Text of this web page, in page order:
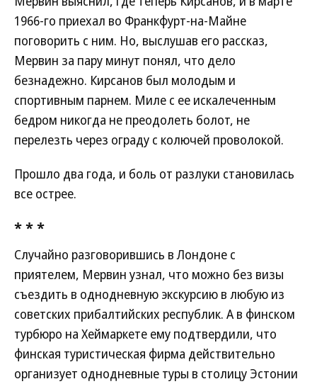
1966-го приехал во Франкфурт-на-Майне
поговорить с ним. Но, выслушав его рассказ,
Мервин за пару минут понял, что дело
безнадежно. Кирсанов был молодым и
спортивным парнем. Миле с ее искалеченным
бедром никогда не преодолеть болот, не
перелезть через ограду с колючей проволокой.
Прошло два года, и боль от разлуки становилась
все острее.
* * *
Случайно разговорившись в Лондоне с
приятелем, Мервин узнал, что можно без визы
съездить в однодневную экскурсию в любую из
советских прибалтийских республик. А в финском
турбюро на Хеймаркете ему подтвердили, что
финская туристическая фирма действительно
организует однодневные туры в столицу Эстонии